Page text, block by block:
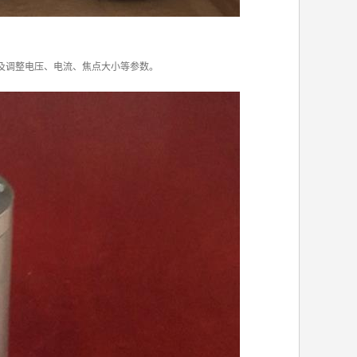
整电压、电流、焦点大小等参数。